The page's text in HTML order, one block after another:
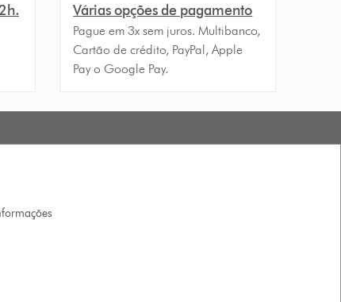
Várias opções de pagamento
Pague em 3x sem juros. Multibanco,
Cartão de crédito, PayPal, Apple
Pay o Google Pay.